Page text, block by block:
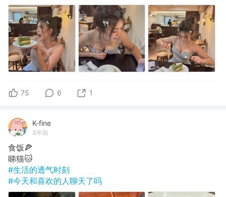
75 6 1
K-fine
3年前
食饭🍕
睇猫🐱
#生活的透气时刻
#今天和喜欢的人聊天了吗